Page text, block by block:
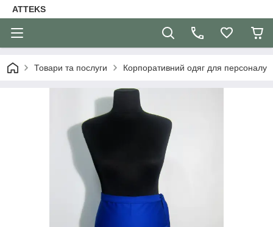
ATTEKS
Товари та послуги Корпоративний одяг для персоналу